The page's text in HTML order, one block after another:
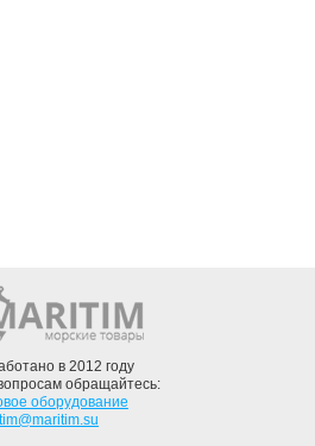
в 2012 году
обращайтесь:
оборудование
tim@maritim.su